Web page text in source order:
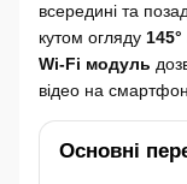
всередині та
кутом огляду 145°
Wi-Fi модуль
відео на
Основні